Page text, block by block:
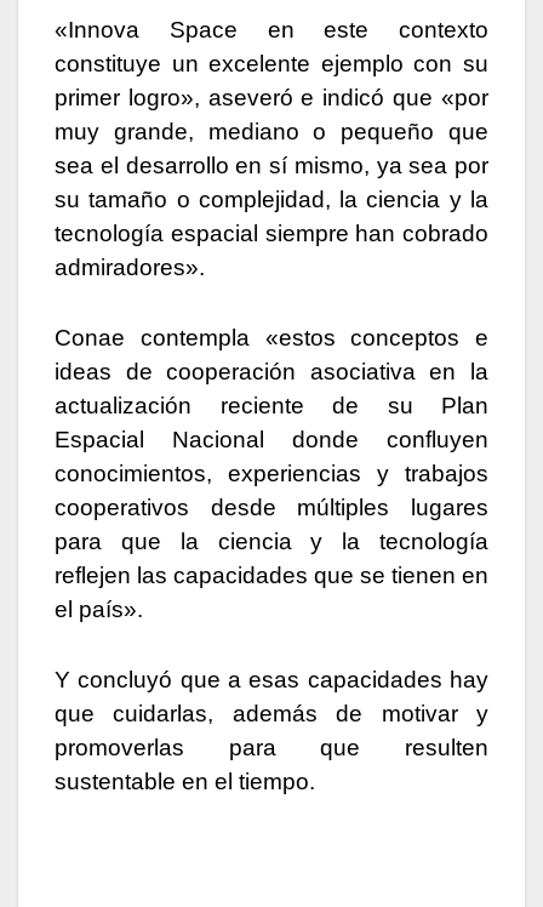
«Innova Space en este contexto
constituye un excelente ejemplo con su
primer logro», aseveró e indicó que «por
muy grande, mediano o pequeño que
sea el desarrollo en sí mismo, ya sea por
su tamaño o complejidad, la ciencia y la
tecnología espacial siempre han cobrado
admiradores».
Conae contempla «estos conceptos e
ideas de cooperación asociativa en la
actualización reciente de su Plan
Espacial Nacional donde confluyen
conocimientos, experiencias y trabajos
cooperativos desde múltiples lugares
para que la ciencia y la tecnología
reflejen las capacidades que se tienen en
el país».
Y concluyó que a esas capacidades hay
que cuidarlas, además de motivar y
promoverlas para que resulten
sustentable en el tiempo.